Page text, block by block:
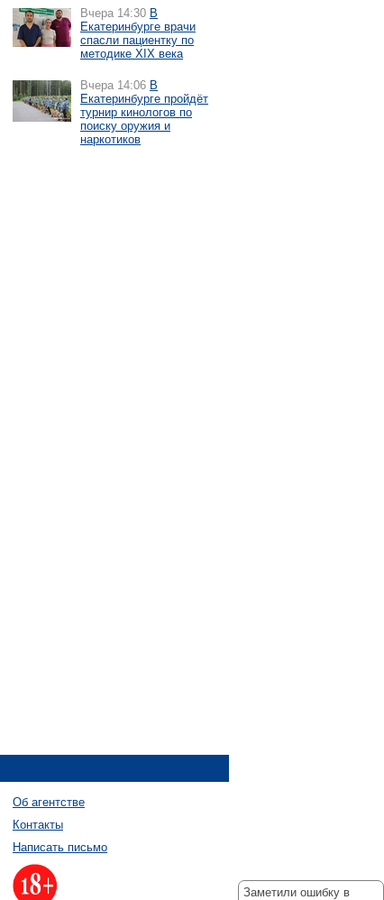
Вчера 14:30 В
Екатеринбурге врачи
спасли пациентку по
методике XIX века
Вчера 14:06 В
Екатеринбурге пройдёт
турнир кинологов по
поиску оружия и
наркотиков
Об агентстве
Контакты
Написать письмо
Заметили ошибку в